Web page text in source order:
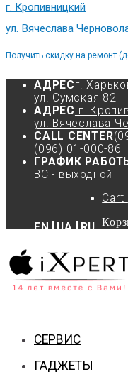
г. Кропивницкий
ул. Вячеслава
Получить скидку на ремонт
АДРЕСг.
ул. Сумская 82
АДРЕС г.
ул. Вячеслава
CALL CENTER
(096) 01-000-86
ГРАФИК
ВС - выходной
EN UA RU
Cart
СЕРВИС
ГАДЖЕТЫ